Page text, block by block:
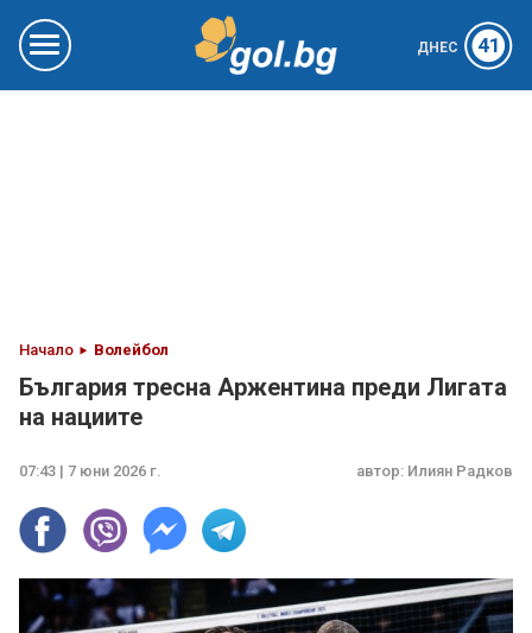
ДНЕС 41
Начало Волейбол
България тресна Аржентина преди Лигата
на нациите
07:43 | 7 юни 2026 г. автор: Илиян Радков